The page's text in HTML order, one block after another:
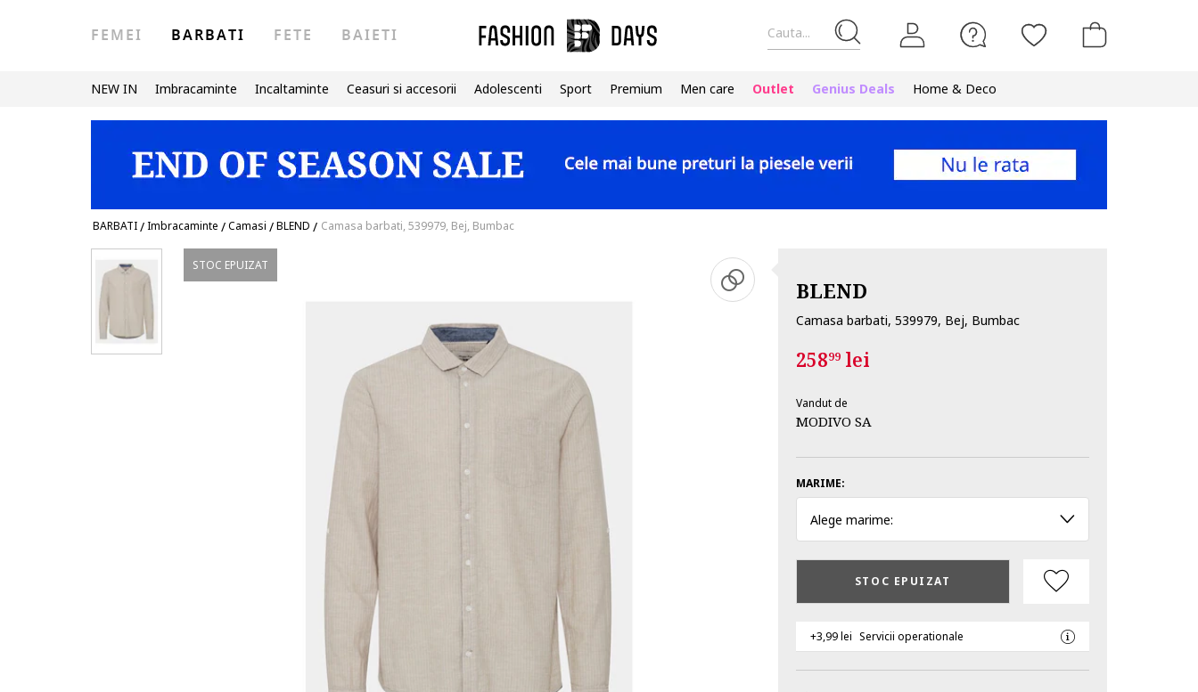
Cauta...
FEMEI BARBATI FETE BAIETI
NEW IN Imbracaminte Incaltaminte Ceasuri si accesorii Adolescenti Sport Premium Men care Outlet Genius Deals Home & Deco
BARBATI/Imbracaminte /Camasi /BLEND / Camasa barbati, 539979, Bej, Bumbac
STOC EPUIZAT
BLEND
Camasa barbati, 539979, Bej, Bumbac
25899lei
Vandut de
MODIVO SA
MARIME:
Alege marime:
STOC EPUIZAT
+3,99 lei Servicii operationale